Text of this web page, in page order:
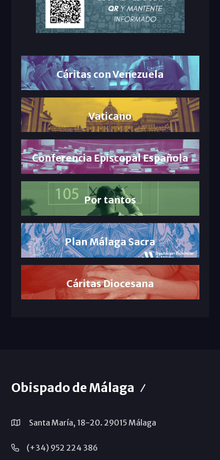
Cáritas con Venezuela
Vaticano
Conferencia Episcopal Española
Por tantos
Plan Málaga Sacra
Cáritas Diocesana
Obispado de Málaga
Santa María, 18-20. 29015 Málaga
(+34) 952 224 386